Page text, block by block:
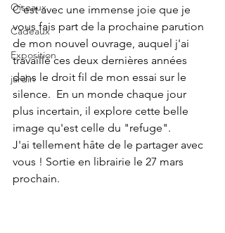
Oiseaux
Cadeaux
Exposition
jardin
C'est avec une immense joie que je
vous fais part de la prochaine parution
de mon nouvel ouvrage, auquel j'ai
travaillé ces deux dernières années
dans le droit fil de mon essai sur le
silence.  En un monde chaque jour
plus incertain, il explore cette belle
image qu'est celle du "refuge".
J'ai tellement hâte de le partager avec
vous ! Sortie en librairie le 27 mars
prochain.